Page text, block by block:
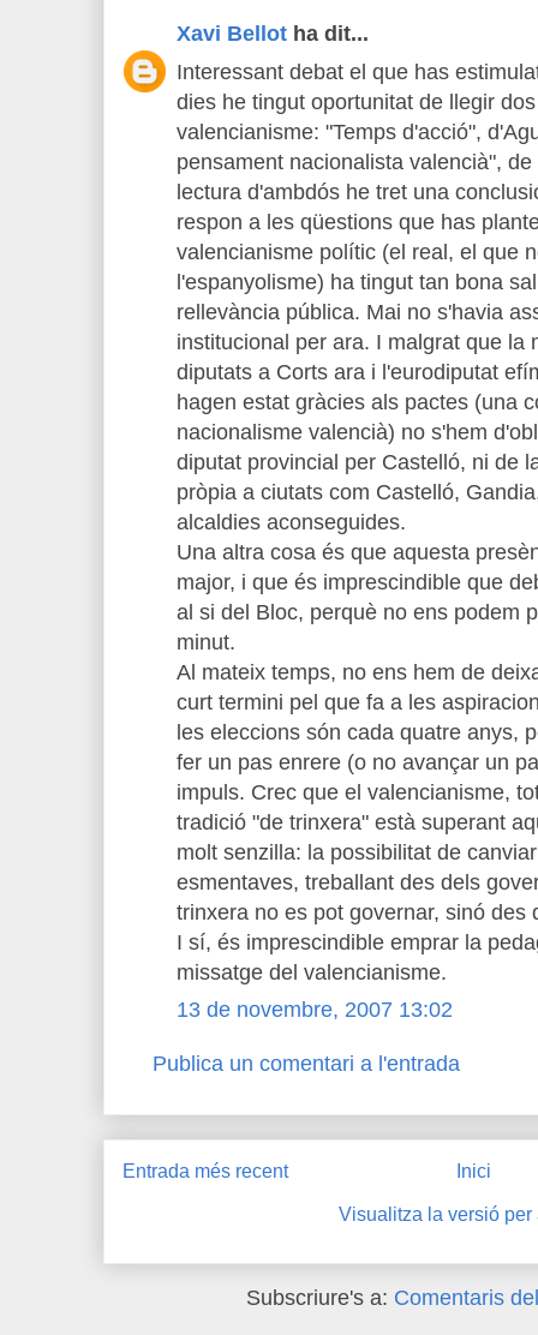
Xavi Bellot ha dit...
Interessant debat el que has
dies he tingut oportunitat de llegir
valencianisme: "Temps d'acció",
pensament nacionalista valencià",
lectura d'ambdós he tret una
respon a les qüestions que has
valencianisme polític (el real, el que
l'espanyolisme) ha tingut tan bona
rellevància pública. Mai no s'havia
institucional per ara. I malgrat que la
diputats a Corts ara i l'eurodiputat
hagen estat gràcies als pactes (una
nacionalisme valencià) no s'hem
diputat provincial per Castelló, ni de
pròpia a ciutats com Castelló,
alcaldies aconseguides.
Una altra cosa és que aquesta
major, i que és imprescindible que
al si del Bloc, perquè no ens podem
minut.
Al mateix temps, no ens hem de
curt termini pel que fa a les
les eleccions són cada quatre anys,
fer un pas enrere (o no avançar un
impuls. Crec que el valencianisme,
tradició "de trinxera" està superant
molt senzilla: la possibilitat de
esmentaves, treballant des dels
trinxera no es pot governar, sinó des
I sí, és imprescindible emprar la
missatge del valencianisme.
13 de novembre, 2007 13:02
Publica un comentari a l'entrada
Entrada més recent Inici
Visualitza la versió per
Subscriure's a: Comentaris